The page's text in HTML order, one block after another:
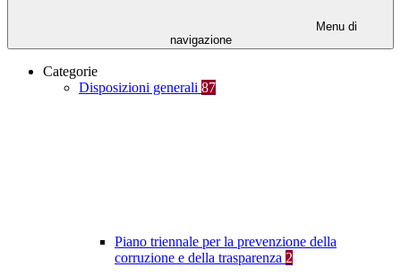
Menu di
navigazione
Categorie
Disposizioni generali 87
Piano triennale per la prevenzione della
corruzione e della trasparenza 2